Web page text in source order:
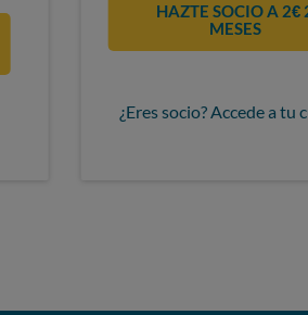
HAZTE SOCIO A 2€
MESES
¿Eres socio? Accede a tu